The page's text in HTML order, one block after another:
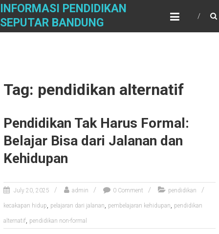
Skip
content
INFORMASI PENDIDIKAN
SEPUTAR BANDUNG
Tag: pendidikan alternatif
Pendidikan Tak Harus Formal:
Belajar Bisa dari Jalanan dan
Kehidupan
July 20, 2025 admin 0 Comment pendidikan
kecakapan hidup, pelajaran dari jalanan, pembelajaran kehidupan, pendidikan
alternatif, pendidikan non-formal